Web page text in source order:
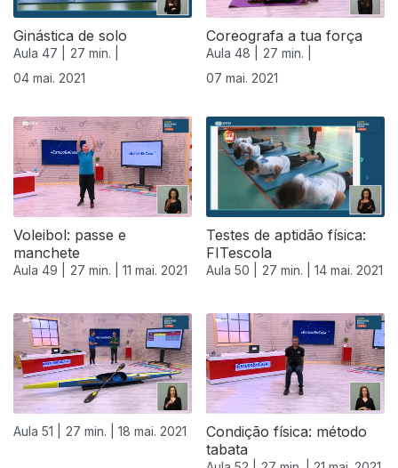
Ginástica de solo
Aula 47 |
27 min. |
04 mai. 2021
Coreografa a tua força
Aula 48 |
27 min. |
07 mai. 2021
Voleibol: passe e
manchete
Aula 49 | 27 min. | 11 mai. 2021
Testes de aptidão física:
FITescola
Aula 50 | 27 min. | 14 mai. 2021
Aula 51 | 27 min. | 18 mai. 2021
Condição física: método
tabata